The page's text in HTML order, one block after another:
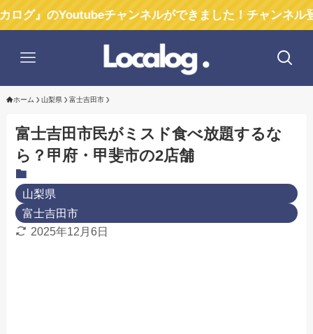
チャンネルができました！チャンネル登録お願
ホーム 山梨県 富士吉田市
富士吉田市民がミスド食べ放題するな
ら？甲府・甲斐市の2店舗
山梨県
富士吉田市
2025年12月6日